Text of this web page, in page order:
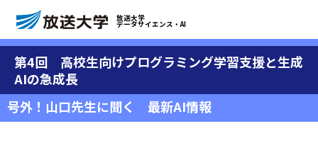
放送大学
データサイエンス・AI
第4回 高校生向けプログラミング学習支援と生成
AIの急成長
号外！山口先生に聞く 最新AI情報